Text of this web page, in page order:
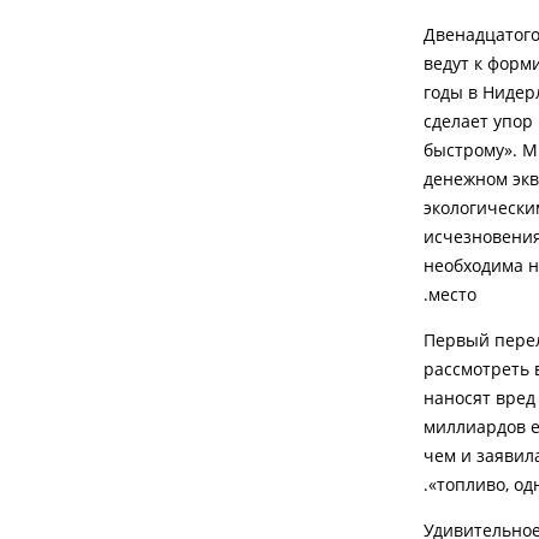
ведут к
годы в
сделает
быстрому».
денежном
необходима
место.
Первый
наносят
миллиардов
чем и
топливо,